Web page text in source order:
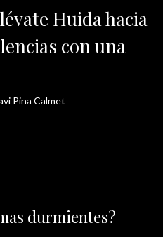
Huida hacia
con una
Pina Calmet
durmientes?